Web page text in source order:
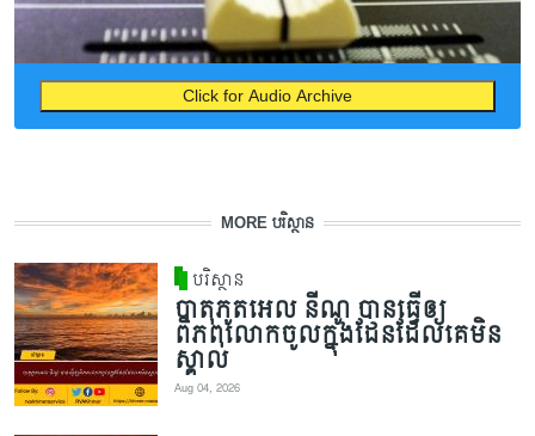
Click for Audio Archive
MORE បរិស្ថាន
បរិស្ថាន
បាតុភូតអេល នីណូ បានធ្វើឲ្យ
ពិភពលោកចូលក្នុងដែនដែលគេមិន
ស្គាល់
Aug 04, 2026